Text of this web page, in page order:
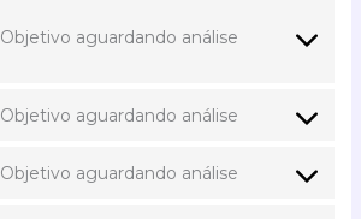
Objetivo aguardando análise
Objetivo aguardando análise
Objetivo aguardando análise